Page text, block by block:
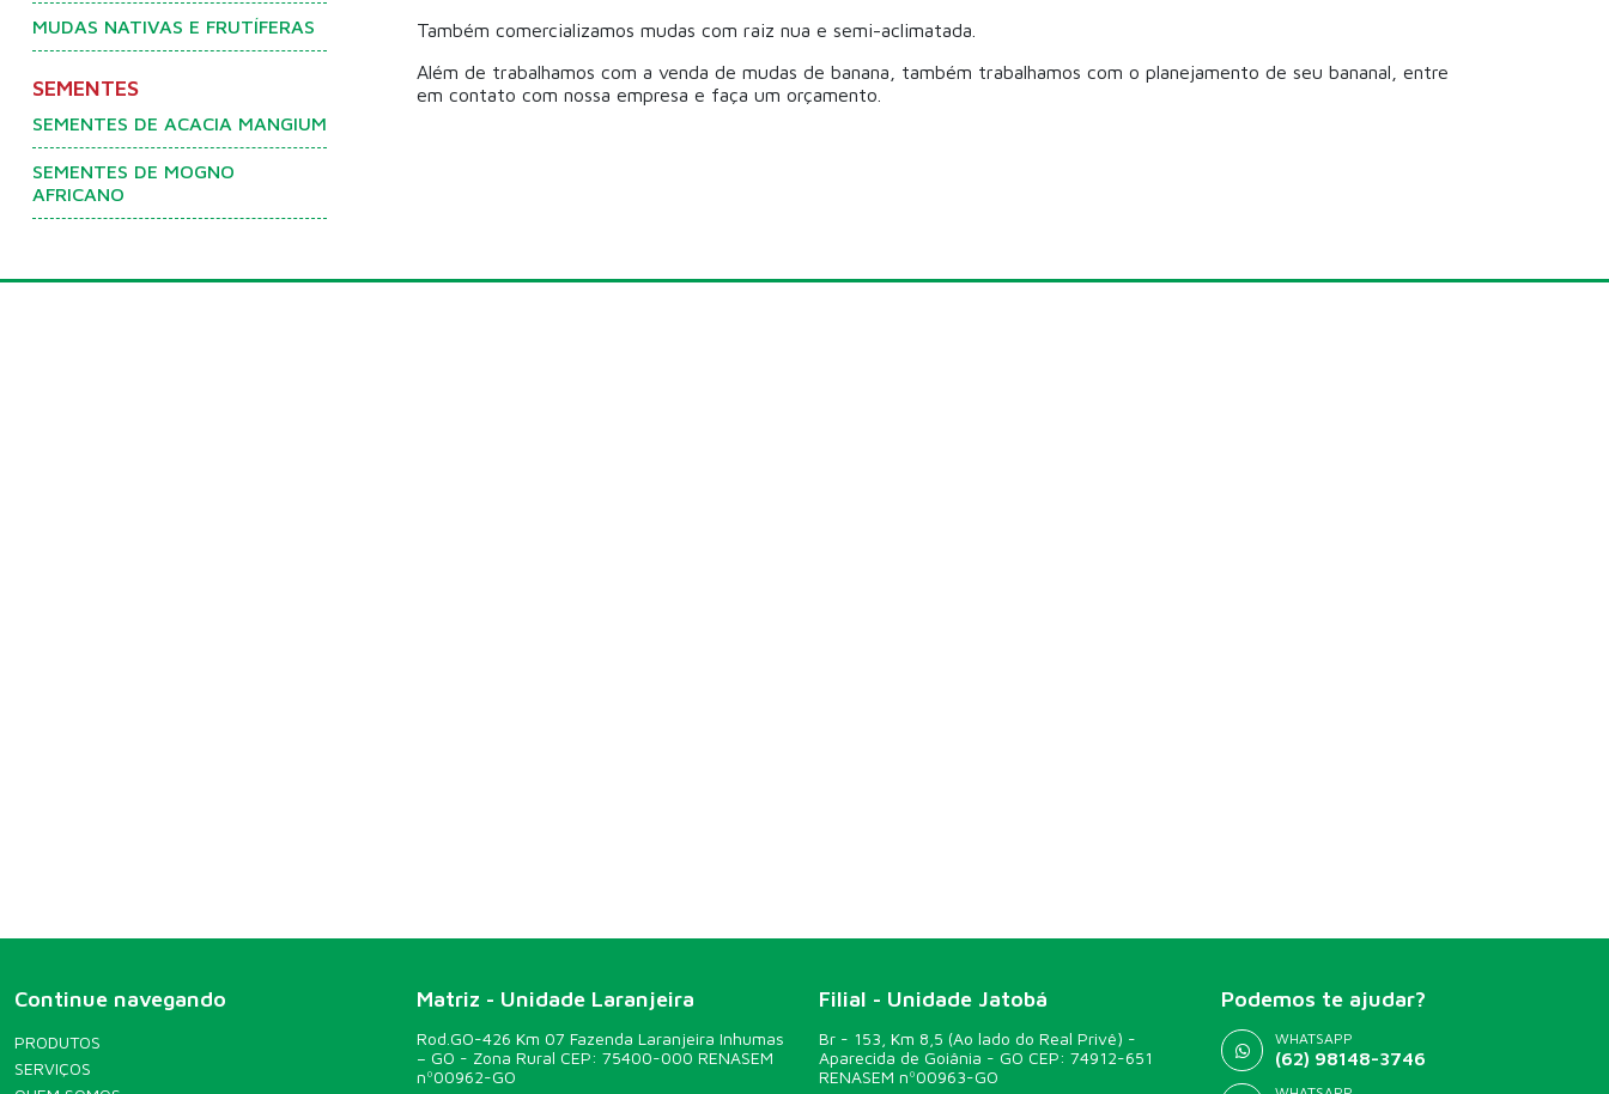
MUDAS NATIVAS E FRUTÍFERAS
SEMENTES
SEMENTES DE ACACIA MANGIUM
SEMENTES DE MOGNO
AFRICANO
Também comercializamos mudas com raiz nua e semi-aclimatada.
Além de trabalhamos com a venda de mudas de banana, também trabalhamos com o planejamento de seu bananal, entre
em contato com nossa empresa e faça um orçamento.
Continue navegando
PRODUTOS
SERVIÇOS
Matriz - Unidade Laranjeira
Rod.GO-426 Km 07 Fazenda Laranjeira Inhumas
– GO - Zona Rural CEP: 75400-000 RENASEM
nº00962-GO
Filial - Unidade Jatobá
Br - 153, Km 8,5 (Ao lado do Real Privê) -
Aparecida de Goiânia - GO CEP: 74912-651
RENASEM nº00963-GO
Podemos te ajudar?
WHATSAPP
(62) 98148-3746